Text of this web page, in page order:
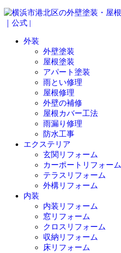
外装
外壁塗装
屋根塗装
アパート塗装
雨とい修理
屋根修理
外壁の補修
屋根カバー工法
雨漏り修理
防水工事
エクステリア
玄関リフォーム
カーポートリフォーム
テラスリフォーム
外構リフォーム
内装
内装リフォーム
窓リフォーム
クロスリフォーム
収納リフォーム
床リフォーム